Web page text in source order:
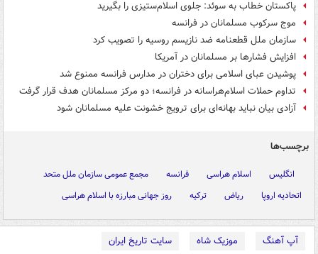
پاکستان خطاب به سوئد: جلوی اسلام‌ستیزی را بگیرید
موج سرکوب مسلمانان در فرانسه
سازمان ملل قطعنامه ضد نازیسم روسیه را تصویب کرد
افزایش فشارها بر مسلمانان در آمریکا
پوشیدن عبای اسلامی برای دختران در مدارس فرانسه ممنوع شد
تداوم حملات اسلام‌هراسانه در فرانسه؛ دو مرکز مسلمانان هدف قرار گرفت
آزادی بیان نباید بهانه‌ای برای ترویج خشونت علیه مسلمانان شود
برچسب‌ها
انگلیس اسلام هراسی فرانسه
مجمع عمومی سازمان ملل متحد
اتحادیه اروپا
ریاض ترکیه روز جهانی مبارزه با اسلام هراسی
آپ آهنگ موزیک شاه
سایت تاریخ ایران